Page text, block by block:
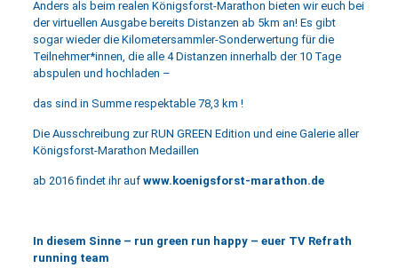
Anders als beim realen Königsforst-Marathon bieten wir euch bei
der virtuellen Ausgabe bereits Distanzen ab 5km an! Es gibt
sogar wieder die Kilometersammler-Sonderwertung für die
Teilnehmer*innen, die alle 4 Distanzen innerhalb der 10 Tage
abspulen und hochladen –
das sind in Summe respektable 78,3 km !
Die Ausschreibung zur RUN GREEN Edition und eine Galerie aller
Königsforst-Marathon Medaillen
ab 2016 findet ihr auf www.koenigsforst-marathon.de
In diesem Sinne – run green run happy – euer TV Refrath
running team